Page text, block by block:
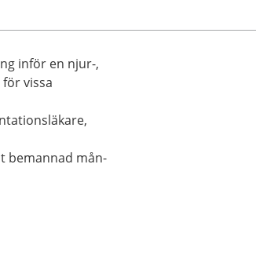
inför en njur-,
vissa
bemannad mån-